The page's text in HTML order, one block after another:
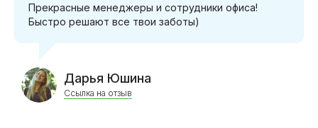
Прекрасные менеджеры и сотрудники офиса!
Быстро решают все твои заботы)
Дарья Юшина
Ссылка на отзыв